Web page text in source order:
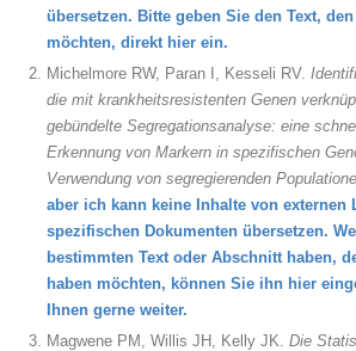
übersetzen. Bitte geben Sie den Text,
möchten, direkt hier ein.
Michelmore RW, Paran I, Kesseli RV.
die mit krankheitsresistenten Genen
gebündelte Segregationsanalyse: eine
Erkennung von Markern in spezifischen
Verwendung von segregierenden
aber ich kann keine Inhalte von externen
spezifischen Dokumenten übersetzen.
bestimmten Text oder Abschnitt haben,
haben möchten, können Sie ihn hier
Ihnen gerne weiter.
Magwene PM, Willis JH, Kelly JK. Die